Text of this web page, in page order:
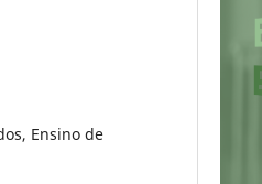
Ensino de